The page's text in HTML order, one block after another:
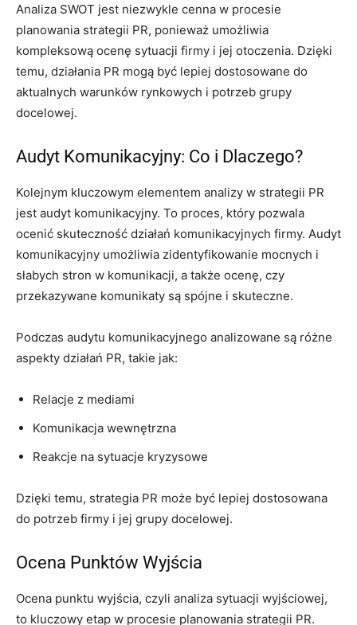
Analiza SWOT jest niezwykle cenna w procesie
planowania strategii PR, ponieważ umożliwia
kompleksową ocenę sytuacji firmy i jej otoczenia. Dzięki
temu, działania PR mogą być lepiej dostosowane do
aktualnych warunków rynkowych i potrzeb grupy
docelowej.
Audyt Komunikacyjny: Co i Dlaczego?
Kolejnym kluczowym elementem analizy w strategii PR
jest audyt komunikacyjny. To proces, który pozwala
ocenić skuteczność działań komunikacyjnych firmy. Audyt
komunikacyjny umożliwia zidentyfikowanie mocnych i
słabych stron w komunikacji, a także ocenę, czy
przekazywane komunikaty są spójne i skuteczne.
Podczas audytu komunikacyjnego analizowane są różne
aspekty działań PR, takie jak:
Relacje z mediami
Komunikacja wewnętrzna
Reakcje na sytuacje kryzysowe
Dzięki temu, strategia PR może być lepiej dostosowana
do potrzeb firmy i jej grupy docelowej.
Ocena Punktów Wyjścia
Ocena punktu wyjścia, czyli analiza sytuacji wyjściowej,
to kluczowy etap w procesie planowania strategii PR.